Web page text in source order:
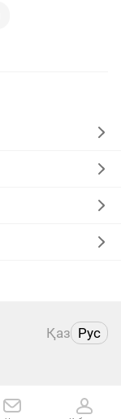
Қаз Рус